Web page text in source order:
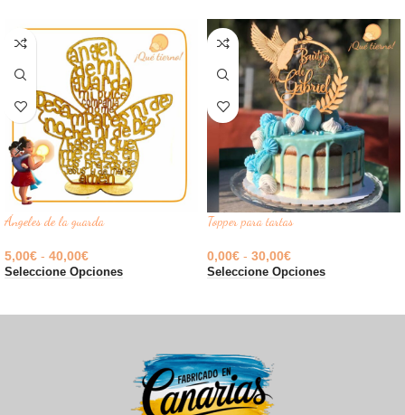
Ángeles de la guarda
5,00€ - 40,00€
Seleccione Opciones
Topper para tartas
0,00€ - 30,00€
Seleccione Opciones